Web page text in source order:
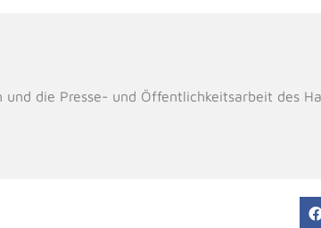
die Presse- und Öffentlichkeitsarbeit des